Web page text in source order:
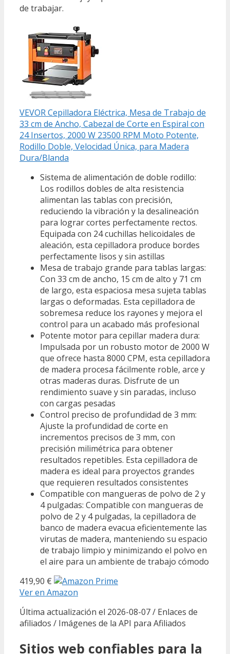
de trabajar.
VEVOR Cepilladora Eléctrica, Mesa de Trabajo de
33 cm de Ancho, Cabezal de Corte en Espiral con
24 Insertos, 2000 W 23500 RPM Moto Potente,
Rodillo Doble, Velocidad Única, para Madera
Dura/Blanda
Sistema de alimentación de doble rodillo:
Los rodillos dobles de alta resistencia
alimentan las tablas con precisión,
reduciendo la vibración y la desalineación
para lograr cortes perfectamente rectos.
Equipada con 24 cuchillas helicoidales de
aleación, esta cepilladora produce bordes
perfectamente lisos y sin astillas
Mesa de trabajo grande para tablas largas:
Con 33 cm de ancho, 15 cm de alto y 71 cm
de largo, esta espaciosa mesa sujeta tablas
largas o deformadas. Esta cepilladora de
sobremesa reduce los rayones y mejora el
control para un acabado más profesional
Potente motor para cepillar madera dura:
Impulsada por un robusto motor de 2000 W
que ofrece hasta 8000 CPM, esta cepilladora
de madera procesa fácilmente roble, arce y
otras maderas duras. Disfrute de un
rendimiento suave y sin paradas, incluso
con cargas pesadas
Control preciso de profundidad de 3 mm:
Ajuste la profundidad de corte en
incrementos precisos de 3 mm, con
precisión milimétrica para obtener
resultados repetibles. Esta cepilladora de
madera es ideal para proyectos grandes
que requieren resultados consistentes
Compatible con mangueras de polvo de 2 y
4 pulgadas: Compatible con mangueras de
polvo de 2 y 4 pulgadas, la cepilladora de
banco de madera evacua eficientemente las
virutas de madera, manteniendo su espacio
de trabajo limpio y minimizando el polvo en
el aire para un ambiente de trabajo cómodo
419,90 €
Ver en Amazon
Última actualización el 2026-08-07 / Enlaces de
afiliados / Imágenes de la API para Afiliados
Sitios web confiables para la